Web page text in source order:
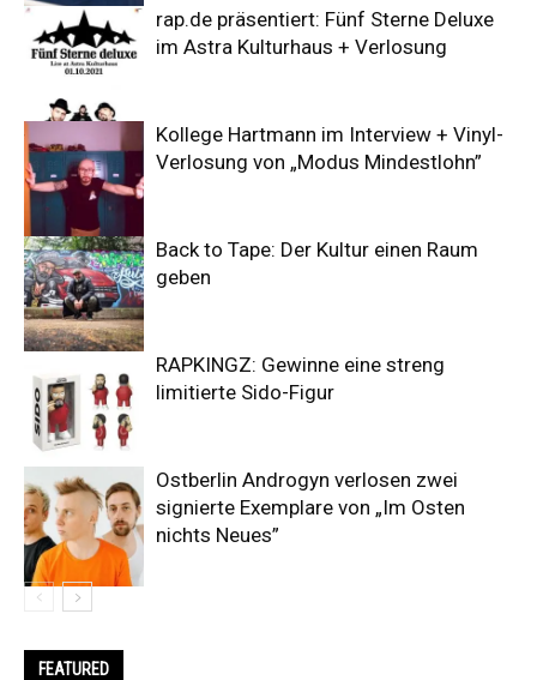
rap.de präsentiert: Fünf Sterne Deluxe
im Astra Kulturhaus + Verlosung
Kollege Hartmann im Interview + Vinyl-
Verlosung von „Modus Mindestlohn”
Back to Tape: Der Kultur einen Raum
geben
RAPKINGZ: Gewinne eine streng
limitierte Sido-Figur
Ostberlin Androgyn verlosen zwei
signierte Exemplare von „Im Osten
nichts Neues”
FEATURED